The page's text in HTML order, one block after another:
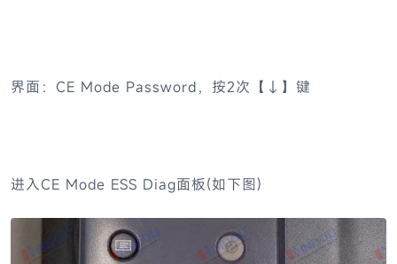
界面：CE Mode Password，按2次【↓】键
进入CE Mode ESS Diag面板(如下图)